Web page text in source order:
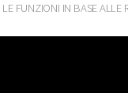
FUNZIONI IN BASE ALLE